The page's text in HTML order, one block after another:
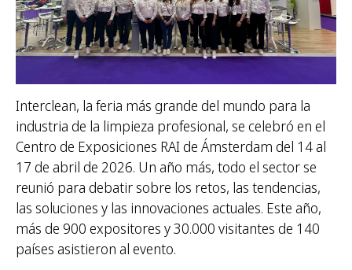
Interclean, la feria más grande del mundo para la
industria de la limpieza profesional, se celebró en el
Centro de Exposiciones RAI de Ámsterdam del 14 al
17 de abril de 2026. Un año más, todo el sector se
reunió para debatir sobre los retos, las tendencias,
las soluciones y las innovaciones actuales. Este año,
más de 900 expositores y 30.000 visitantes de 140
países asistieron al evento.